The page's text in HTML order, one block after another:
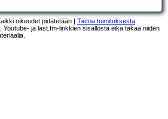
oikeudet pidätetään | Tietoa toimituksesta
ja last.fm-linkkien sisällöstä eikä takaa niiden